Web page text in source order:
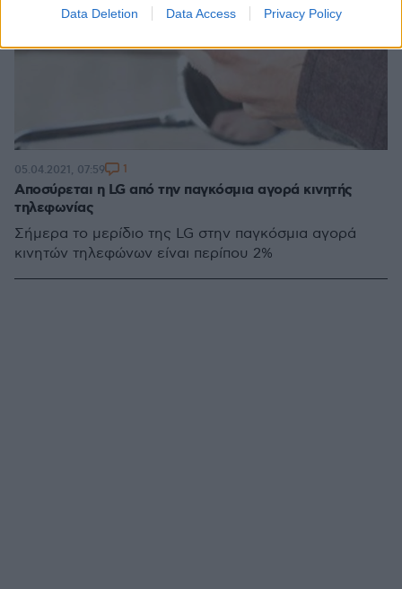
Data Deletion Data Access Privacy Policy
Αποσύρεται η LG από την παγκόσμια αγορά κινητής
τηλεφωνίας
Σήμερα το μερίδιο της LG στην παγκόσμια αγορά
κινητών τηλεφώνων είναι περίπου 2%
05.04.2021, 07:59 1